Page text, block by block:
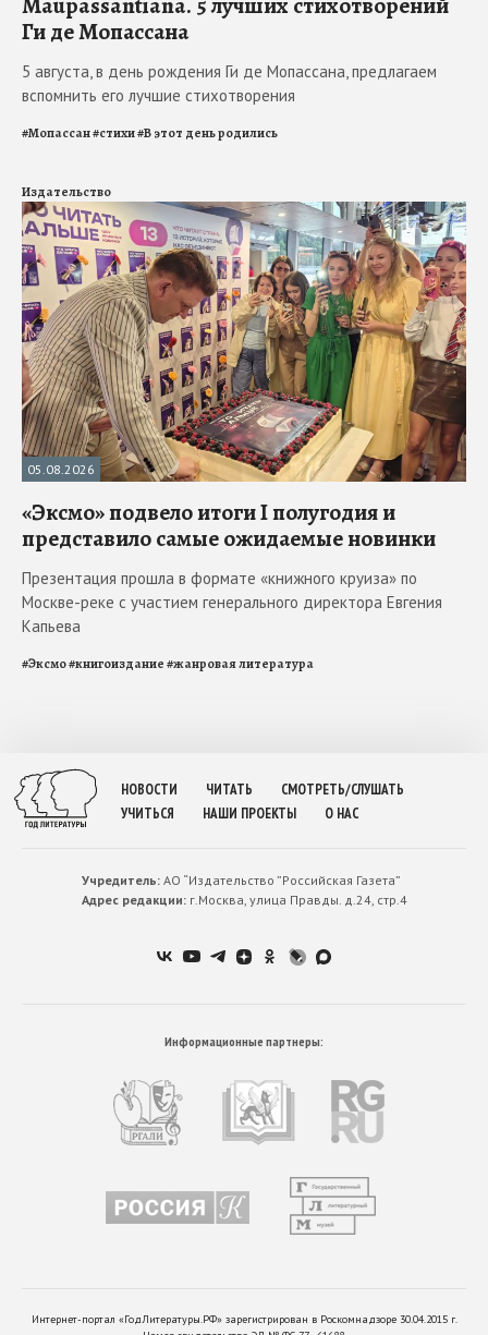
Ги де Мопассана
5 августа, в день рождения Ги де Мопассана, предлагаем
вспомнить его лучшие стихотворения
#Мопассан#стихи#В этот день родились
Издательство
05.08.2026
«Эксмо» подвело итоги I полугодия и
представило самые ожидаемые новинки
Презентация прошла в формате «книжного круиза» по
Москве-реке с участием генерального директора Евгения
Капьева
#Эксмо#книгоиздание#жанровая литература
НОВОСТИ ЧИТАТЬ
СМОТРЕТЬ/СЛУШАТЬ
УЧИТЬСЯ
НАШИ ПРОЕКТЫ О НАС
Учредитель:АО “Издательство ”Российская Газета”
Адрес редакции:г.Москва, улица Правды. д.24, стр.4
Информационные партнеры:
Интернет-портал «ГодЛитературы.РФ» зарегистрирован в Роскомнадзоре 30.04.2015 г.